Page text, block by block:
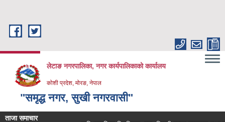
लेटाङ नगरपालिका, नगर कार्यपालिकाको कार्यालय
कोशी प्रदेश, मोरङ, नेपाल
"समृद्ध नगर, सुखी नगरवासी"
ताजा समाचार